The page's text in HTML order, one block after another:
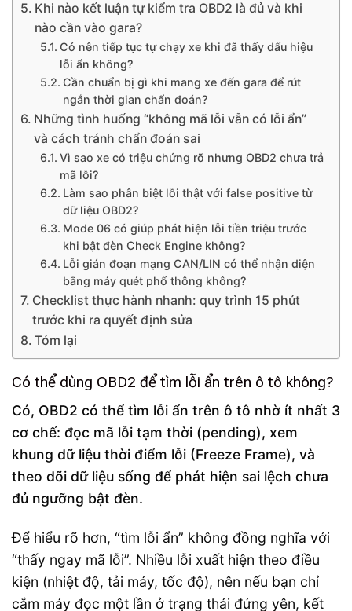
Khi nào kết luận tự kiểm tra OBD2 là đủ và khi
nào cần vào gara?
Có nên tiếp tục tự chạy xe khi đã thấy dấu hiệu
lỗi ẩn không?
Cần chuẩn bị gì khi mang xe đến gara để rút
ngắn thời gian chẩn đoán?
Những tình huống “không mã lỗi vẫn có lỗi ẩn”
và cách tránh chẩn đoán sai
Vì sao xe có triệu chứng rõ nhưng OBD2 chưa trả
mã lỗi?
Làm sao phân biệt lỗi thật với false positive từ
dữ liệu OBD2?
Mode 06 có giúp phát hiện lỗi tiền triệu trước
khi bật đèn Check Engine không?
Lỗi gián đoạn mạng CAN/LIN có thể nhận diện
bằng máy quét phổ thông không?
Checklist thực hành nhanh: quy trình 15 phút
trước khi ra quyết định sửa
Tóm lại
Có thể dùng OBD2 để tìm lỗi ẩn trên ô tô không?
Có, OBD2 có thể tìm lỗi ẩn trên ô tô nhờ ít nhất 3
cơ chế: đọc mã lỗi tạm thời (pending), xem
khung dữ liệu thời điểm lỗi (Freeze Frame), và
theo dõi dữ liệu sống để phát hiện sai lệch chưa
đủ ngưỡng bật đèn.
Để hiểu rõ hơn, “tìm lỗi ẩn” không đồng nghĩa với
“thấy ngay mã lỗi”. Nhiều lỗi xuất hiện theo điều
kiện (nhiệt độ, tải máy, tốc độ), nên nếu bạn chỉ
cắm máy đọc một lần ở trạng thái đứng yên, kết